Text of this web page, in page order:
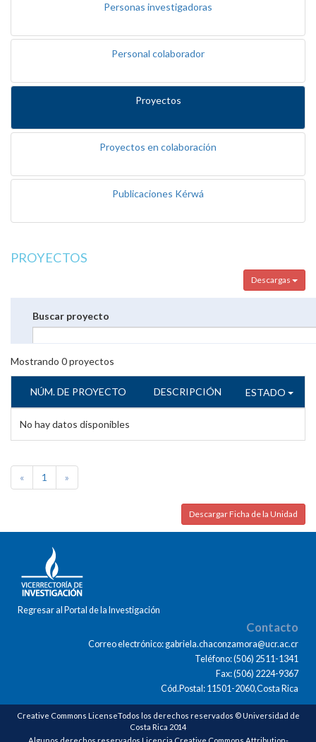
Personas investigadoras
Personal colaborador
Proyectos
Proyectos en colaboración
Publicaciones Kérwá
PROYECTOS
Descargas
Buscar proyecto
Mostrando 0proyectos
NÚM. DE PROYECTO DESCRIPCIÓN ESTADO
No hay datos disponibles
« 1 »
Descargar Ficha de la Unidad
Regresar al Portal de la Investigación
Contacto
Correo electrónico: gabriela.chaconzamora@ucr.ac.cr
Teléfono: (506) 2511-1341
Fax: (506) 2224-9367
Cód.Postal: 11501-2060,Costa Rica
Creative Commons LicenseTodos los derechos reservados © Universidad de
Costa Rica 2014